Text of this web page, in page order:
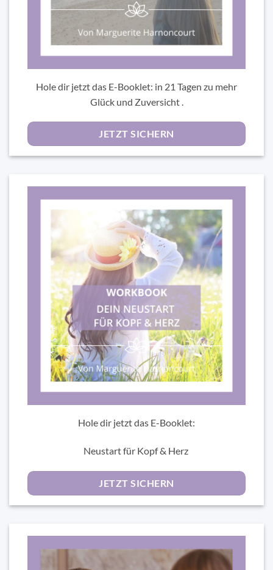
Hole dir jetzt das E-Booklet: in 21 Tagen zu mehr
Glück und Zuversicht .
JETZT SICHERN
Hole dir jetzt das E-Booklet:
Neustart für Kopf & Herz
JETZT SICHERN